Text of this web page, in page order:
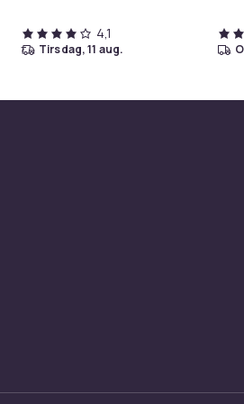
4,1
tirsdag, 11 aug.